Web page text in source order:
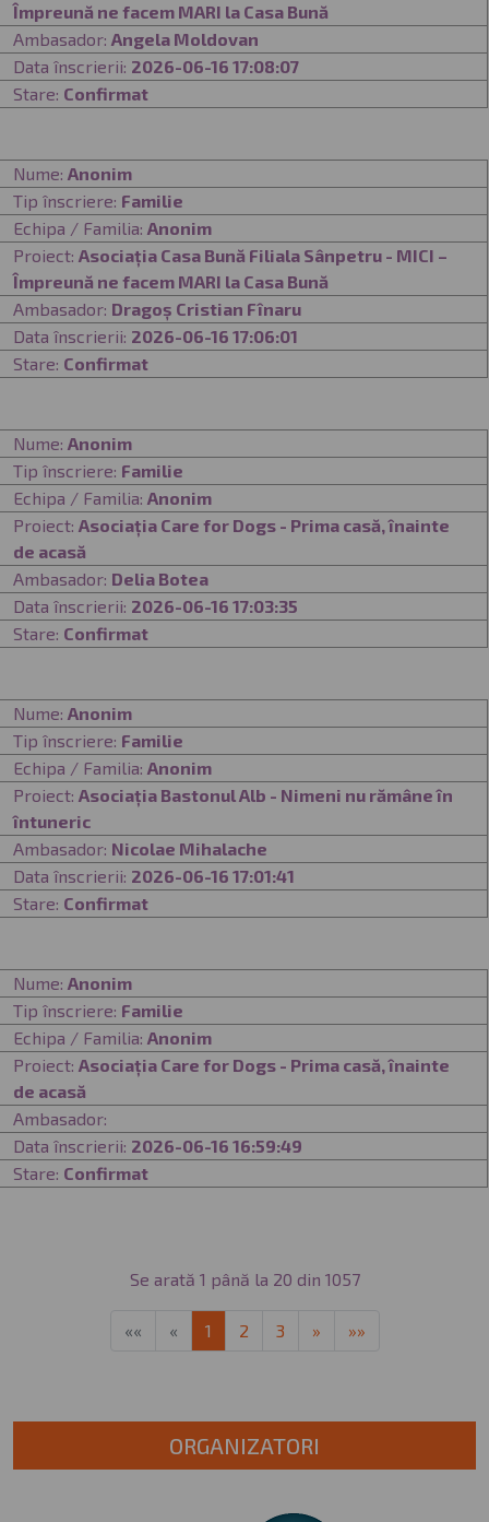
Împreună ne facem MARI la Casa Bună
Ambasador: Angela Moldovan
Data înscrierii: 2026-06-16 17:08:07
Stare: Confirmat
Nume: Anonim
Tip înscriere: Familie
Echipa / Familia: Anonim
Proiect: Asociația Casa Bună Filiala Sânpetru - MICI –
Împreună ne facem MARI la Casa Bună
Ambasador: Dragoș Cristian Fînaru
Data înscrierii: 2026-06-16 17:06:01
Stare: Confirmat
Nume: Anonim
Tip înscriere: Familie
Echipa / Familia: Anonim
Proiect: Asociația Care for Dogs - Prima casă, înainte
de acasă
Ambasador: Delia Botea
Data înscrierii: 2026-06-16 17:03:35
Stare: Confirmat
Nume: Anonim
Tip înscriere: Familie
Echipa / Familia: Anonim
Proiect: Asociația Bastonul Alb - Nimeni nu rămâne în
întuneric
Ambasador: Nicolae Mihalache
Data înscrierii: 2026-06-16 17:01:41
Stare: Confirmat
Nume: Anonim
Tip înscriere: Familie
Echipa / Familia: Anonim
Proiect: Asociația Care for Dogs - Prima casă, înainte
de acasă
Ambasador:
Data înscrierii: 2026-06-16 16:59:49
Stare: Confirmat
Se arată 1 până la 20 din 1057
««First
«Previous
1 2 3 »Next»»Last
ORGANIZATORI